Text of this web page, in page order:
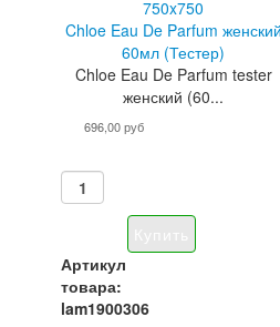
Chloe Eau De Parfum
60мл (Тестер)
Chloe Eau De Parfum tester
женский (60...
696,00 руб
Артикул
товара:
lam1900306